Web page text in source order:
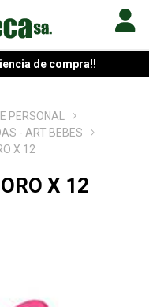
de compra!!
PERSONAL
- ART BEBES
X 12
X 12